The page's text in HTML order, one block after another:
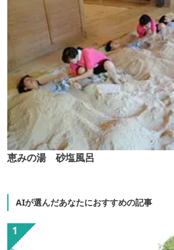
恵みの湯 砂塩風呂
AIが選んだあなたにおすすめの記事